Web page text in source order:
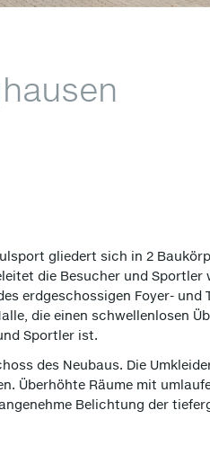
gliedert sich in 2
die Besucher und
erdgeschossigen Foyer-
die einen schwellenlosen
Sportler ist.
des Neubaus. Die
Überhöhte Räume mit
Belichtung der